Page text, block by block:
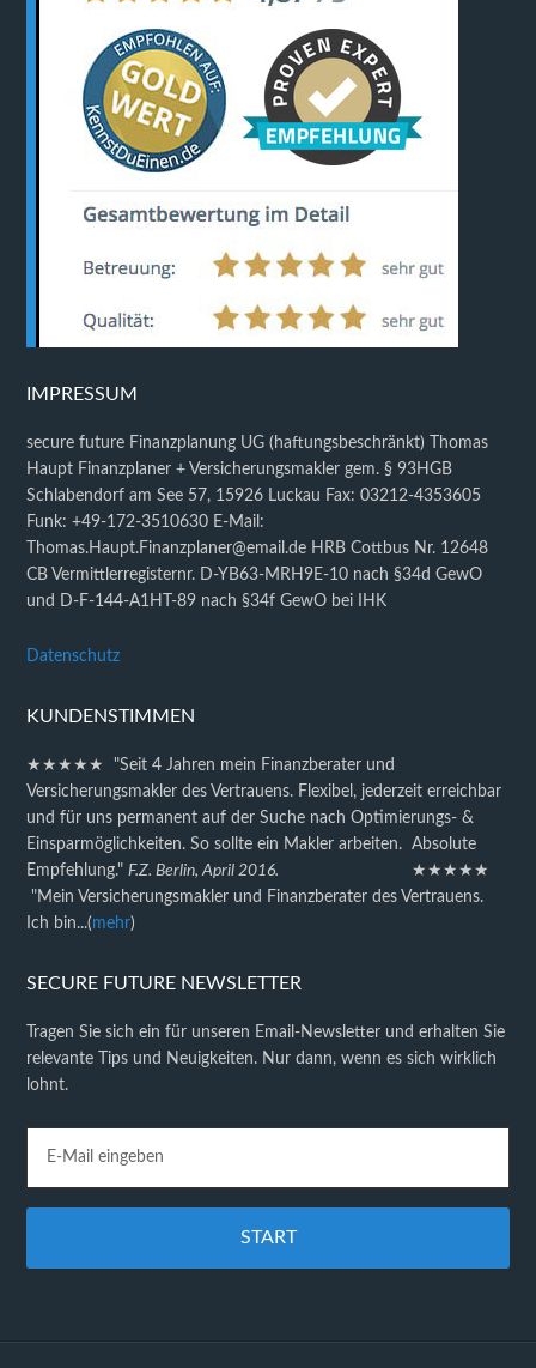
IMPRESSUM
secure future Finanzplanung UG (haftungsbeschränkt) Thomas
Haupt Finanzplaner + Versicherungsmakler gem. § 93HGB
Schlabendorf am See 57, 15926 Luckau Fax: 03212-4353605
Funk: +49-172-3510630 E-Mail:
Thomas.Haupt.Finanzplaner@email.de HRB Cottbus Nr. 12648
CB Vermittlerregisternr. D-YB63-MRH9E-10 nach §34d GewO
und D-F-144-A1HT-89 nach §34f GewO bei IHK
Datenschutz
KUNDENSTIMMEN
★★★★★ "Seit 4 Jahren mein Finanzberater und
Versicherungsmakler des Vertrauens. Flexibel, jederzeit erreichbar
und für uns permanent auf der Suche nach Optimierungs- &
Einsparmöglichkeiten. So sollte ein Makler arbeiten. Absolute
Empfehlung." F.Z. Berlin, April 2016. ★★★★★
"Mein Versicherungsmakler und Finanzberater des Vertrauens.
Ich bin...(mehr)
SECURE FUTURE NEWSLETTER
Tragen Sie sich ein für unseren Email-Newsletter und erhalten Sie
relevante Tips und Neuigkeiten. Nur dann, wenn es sich wirklich
lohnt.